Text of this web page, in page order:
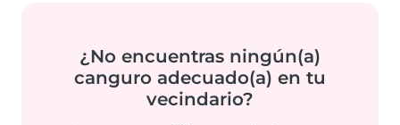
¿No encuentras ningún(a)
canguro adecuado(a) en tu
vecindario?